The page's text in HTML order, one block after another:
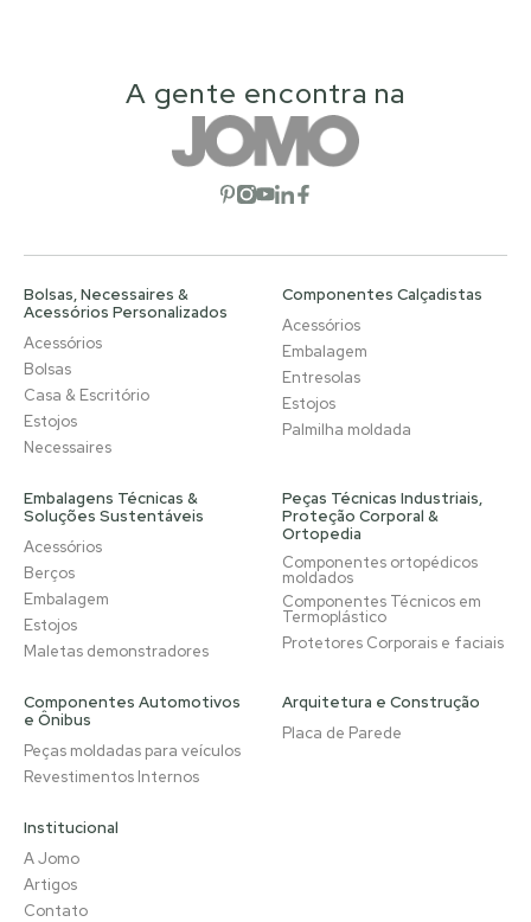
A gente encontra na
Abrir rede social
Abrir rede social
Abrir rede social
Abrir rede social
Abrir rede social
Bolsas, Necessaires &
Acessórios Personalizados
Acessórios
Bolsas
Casa & Escritório
Estojos
Necessaires
Componentes Calçadistas
Acessórios
Embalagem
Entresolas
Estojos
Palmilha moldada
Embalagens Técnicas &
Soluções Sustentáveis
Acessórios
Berços
Embalagem
Estojos
Maletas demonstradores
Peças Técnicas Industriais,
Proteção Corporal &
Ortopedia
Componentes ortopédicos
moldados
Componentes Técnicos em
Termoplástico
Protetores Corporais e faciais
Componentes Automotivos
e Ônibus
Peças moldadas para veículos
Revestimentos Internos
Arquitetura e Construção
Placa de Parede
Institucional
A Jomo
Artigos
Contato